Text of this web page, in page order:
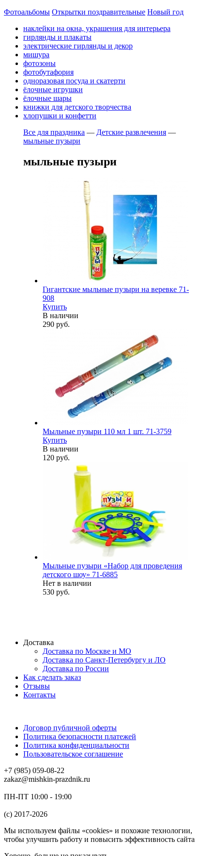
Фотоальбомы Открытки поздравительные Новый год
наклейки на окна, украшения для интерьера
гирлянды и плакаты
электрические гирлянды и декор
мишура
фотозоны
фотобутафория
одноразовая посуда и скатерти
ёлочные игрушки
ёлочные шары
книжки для детского творчества
хлопушки и конфетти
Все для праздника — Детские развлечения —
мыльные пузыри
мыльные пузыри
Гигантские мыльные пузыри на веревке 71-
908
Купить
В наличии
290 руб.
Мыльные пузыри 110 мл 1 шт. 71-3759
Купить
В наличии
120 руб.
Мыльные пузыри «Набор для проведения
детского шоу» 71-6885
Нет в наличии
530 руб.
Доставка
Доставка по Москве и МО
Доставка по Санкт-Петербургу и ЛО
Доставка по России
Как сделать заказ
Отзывы
Контакты
Договор публичной оферты
Политика безопасности платежей
Политика конфиденциальности
Пользовательское соглашение
+7 (985) 059-08-22
zakaz@mishkin-prazdnik.ru
ПН-ПТ 10:00 - 19:00
(c) 2017-2026
Мы используем файлы «cookies» и похожие технологии,
чтобы улучшить работу и повысить эффективность сайта